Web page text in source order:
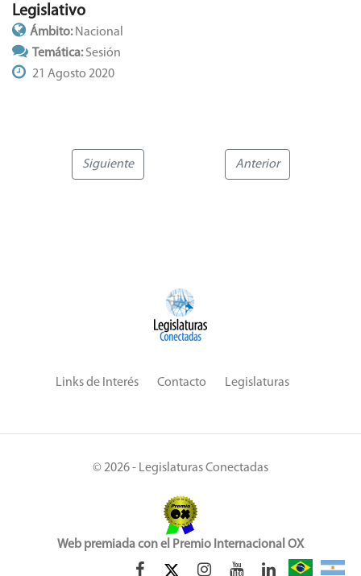
Legislativo
Ámbito: Nacional
Temática:Sesión
21 Agosto 2020
Siguiente Anterior
Links de Interés Contacto Legislaturas
© 2026 - Legislaturas Conectadas
Web premiada con el Premio Internacional OX